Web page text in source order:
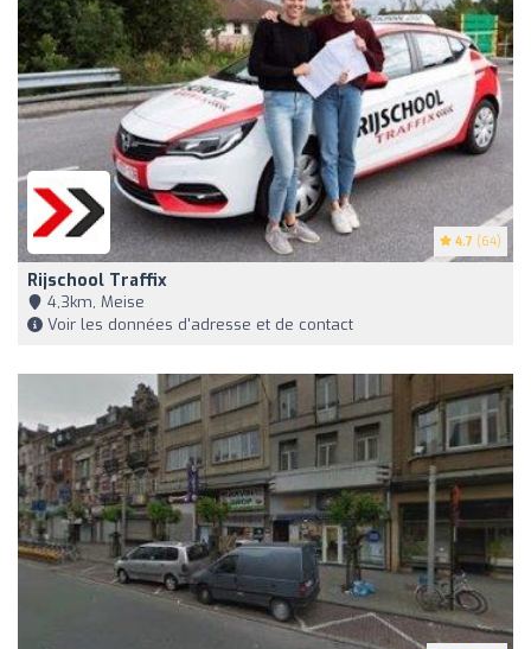
4.7 (64)
Rijschool Traffix
4,3km, Meise
Voir les données d'adresse et de contact